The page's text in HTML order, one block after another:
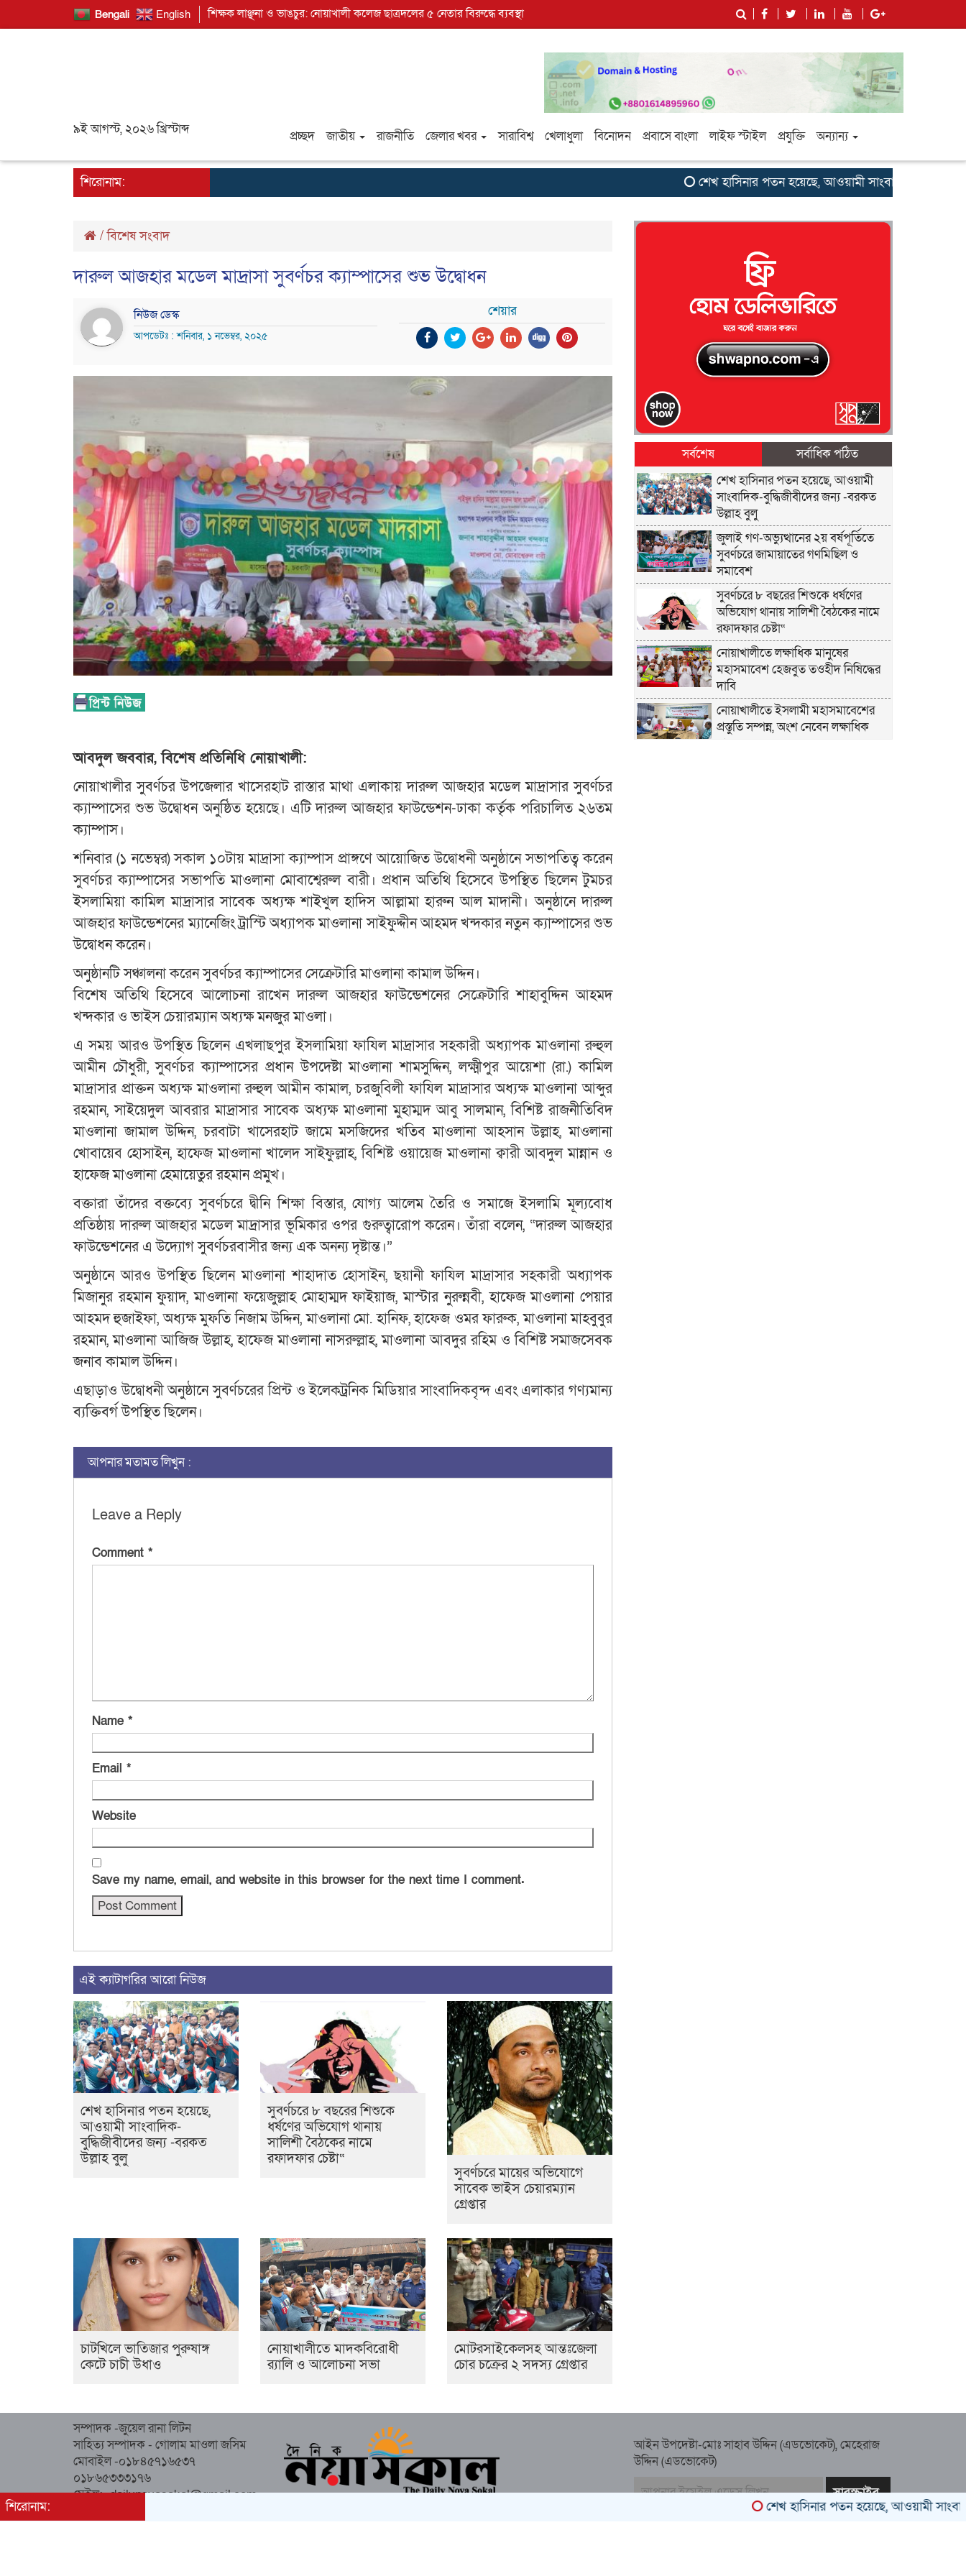
Bengali English শিক্ষক লাঞ্ছনা ও ভাঙচুর: নোয়াখালী কলেজ ছাত্রদলের ৫ নেতার বিরুদ্ধে ব্যবস্থা
৯ই আগস্ট, ২০২৬ খ্রিস্টাব্দ প্রচ্ছদ জাতীয় রাজনীতি জেলার খবর সারাবিশ্ব খেলাধুলা বিনোদন প্রবাসে বাংলা লাইফ স্টাইল প্রযুক্তি অন্যান্য
শিরোনাম: শেখ হাসিনার পতন হয়েছে, আওয়ামী সাংবাদিক-বুদ্ধিজীবীদের
/বিশেষ সংবাদ
দারুল আজহার মডেল মাদ্রাসা সুবর্ণচর ক্যাম্পাসের শুভ উদ্বোধন
নিউজ ডেস্ক
আপডেটঃ : শনিবার, ১ নভেম্বর, ২০২৫
শেয়ার
আবদুল জববার, বিশেষ প্রতিনিধি নোয়াখালী:
নোয়াখালীর সুবর্ণচর উপজেলার খাসেরহাট রাস্তার মাথা এলাকায় দারুল আজহার মডেল মাদ্রাসার সুবর্ণচর
ক্যাম্পাসের শুভ উদ্বোধন অনুষ্ঠিত হয়েছে। এটি দারুল আজহার ফাউন্ডেশন-ঢাকা কর্তৃক পরিচালিত ২৬তম
ক্যাম্পাস।
শনিবার (১ নভেম্বর) সকাল ১০টায় মাদ্রাসা ক্যাম্পাস প্রাঙ্গণে আয়োজিত উদ্বোধনী অনুষ্ঠানে সভাপতিত্ব করেন
সুবর্ণচর ক্যাম্পাসের সভাপতি মাওলানা মোবাশ্বেরুল বারী। প্রধান অতিথি হিসেবে উপস্থিত ছিলেন টুমচর
ইসলামিয়া কামিল মাদ্রাসার সাবেক অধ্যক্ষ শাইখুল হাদিস আল্লামা হারুন আল মাদানী। অনুষ্ঠানে দারুল
আজহার ফাউন্ডেশনের ম্যানেজিং ট্রাস্টি অধ্যাপক মাওলানা সাইফুদ্দীন আহমদ খন্দকার নতুন ক্যাম্পাসের শুভ
উদ্বোধন করেন।
অনুষ্ঠানটি সঞ্চালনা করেন সুবর্ণচর ক্যাম্পাসের সেক্রেটারি মাওলানা কামাল উদ্দিন।
বিশেষ অতিথি হিসেবে আলোচনা রাখেন দারুল আজহার ফাউন্ডেশনের সেক্রেটারি শাহাবুদ্দিন আহমদ
খন্দকার ও ভাইস চেয়ারম্যান অধ্যক্ষ মনজুর মাওলা।
এ সময় আরও উপস্থিত ছিলেন এখলাছপুর ইসলামিয়া ফাযিল মাদ্রাসার সহকারী অধ্যাপক মাওলানা রুহুল
আমীন চৌধুরী, সুবর্ণচর ক্যাম্পাসের প্রধান উপদেষ্টা মাওলানা শামসুদ্দিন, লক্ষ্মীপুর আয়েশা (রা.) কামিল
মাদ্রাসার প্রাক্তন অধ্যক্ষ মাওলানা রুহুল আমীন কামাল, চরজুবিলী ফাযিল মাদ্রাসার অধ্যক্ষ মাওলানা আব্দুর
রহমান, সাইয়েদুল আবরার মাদ্রাসার সাবেক অধ্যক্ষ মাওলানা মুহাম্মদ আবু সালমান, বিশিষ্ট রাজনীতিবিদ
মাওলানা জামাল উদ্দিন, চরবাটা খাসেরহাট জামে মসজিদের খতিব মাওলানা আহসান উল্লাহ, মাওলানা
খোবায়েব হোসাইন, হাফেজ মাওলানা খালেদ সাইফুল্লাহ, বিশিষ্ট ওয়ায়েজ মাওলানা ক্বারী আবদুল মান্নান ও
হাফেজ মাওলানা হেমায়েতুর রহমান প্রমুখ।
বক্তারা তাঁদের বক্তব্যে সুবর্ণচরে দ্বীনি শিক্ষা বিস্তার, যোগ্য আলেম তৈরি ও সমাজে ইসলামি মূল্যবোধ
প্রতিষ্ঠায় দারুল আজহার মডেল মাদ্রাসার ভূমিকার ওপর গুরুত্বারোপ করেন। তাঁরা বলেন, “দারুল আজহার
ফাউন্ডেশনের এ উদ্যোগ সুবর্ণচরবাসীর জন্য এক অনন্য দৃষ্টান্ত।”
অনুষ্ঠানে আরও উপস্থিত ছিলেন মাওলানা শাহাদাত হোসাইন, ছয়ানী ফাযিল মাদ্রাসার সহকারী অধ্যাপক
মিজানুর রহমান ফুয়াদ, মাওলানা ফয়েজুল্লাহ মোহাম্মদ ফাইয়াজ, মাস্টার নুরুন্নবী, হাফেজ মাওলানা পেয়ার
আহমদ হুজাইফা, অধ্যক্ষ মুফতি নিজাম উদ্দিন, মাওলানা মো. হানিফ, হাফেজ ওমর ফারুক, মাওলানা মাহবুবুর
রহমান, মাওলানা আজিজ উল্লাহ, হাফেজ মাওলানা নাসরুল্লাহ, মাওলানা আবদুর রহিম ও বিশিষ্ট সমাজসেবক
জনাব কামাল উদ্দিন।
এছাড়াও উদ্বোধনী অনুষ্ঠানে সুবর্ণচরের প্রিন্ট ও ইলেকট্রনিক মিডিয়ার সাংবাদিকবৃন্দ এবং এলাকার গণ্যমান্য
ব্যক্তিবর্গ উপস্থিত ছিলেন।
আপনার মতামত লিখুন :
Leave a Reply
Comment *
Name *
Email *
Website
Save my name, email, and website in this browser for the next time I comment.
এই ক্যাটাগরির আরো নিউজ
শেখ হাসিনার পতন হয়েছে,
আওয়ামী সাংবাদিক-
বুদ্ধিজীবীদের জন্য -বরকত
উল্লাহ বুলু
সুবর্ণচরে ৮ বছরের শিশুকে
ধর্ষণের অভিযোগ থানায়
সালিশী বৈঠকের নামে
রফাদফার চেষ্টা“
সুবর্ণচরে মায়ের অভিযোগে
সাবেক ভাইস চেয়ারম্যান
গ্রেপ্তার
চাটখিলে ভাতিজার পুরুষাঙ্গ
কেটে চাচী উধাও
নোয়াখালীতে মাদকবিরোধী
র‍্যালি ও আলোচনা সভা
মোটরসাইকেলসহ আন্তঃজেলা
চোর চক্রের ২ সদস্য গ্রেপ্তার
সর্বশেষ
সর্বাধিক পঠিত
শেখ হাসিনার পতন হয়েছে, আওয়ামী
সাংবাদিক-বুদ্ধিজীবীদের জন্য -বরকত
উল্লাহ বুলু
জুলাই গণ-অভ্যুত্থানের ২য় বর্ষপূর্তিতে
সুবর্ণচরে জামায়াতের গণমিছিল ও
সমাবেশ
সুবর্ণচরে ৮ বছরের শিশুকে ধর্ষণের
অভিযোগ থানায় সালিশী বৈঠকের নামে
রফাদফার চেষ্টা“
নোয়াখালীতে লক্ষাধিক মানুষের
মহাসমাবেশ হেজবুত তওহীদ নিষিদ্ধের
দাবি
নোয়াখালীতে ইসলামী মহাসমাবেশের
প্রস্তুতি সম্পন্ন, অংশ নেবেন লক্ষাধিক
মানুষ
সম্পাদক -জুয়েল রানা লিটন
সাহিত্য সম্পাদক - গোলাম মাওলা জসিম
মোবাইল -০১৮৪৫৭১৬৫৩৭
০১৮৬৫৩৩৩১৭৬
মেইল:- dailynayasakal@gmail.com
আইন উপদেষ্টা-মোঃ সাহাব উদ্দিন (এডভোকেট), মেহেরাজ
উদ্দিন (এডভোকেট)
শিরোনাম: শেখ হাসিনার পতন হয়েছে, আওয়ামী সাংবাদিক-